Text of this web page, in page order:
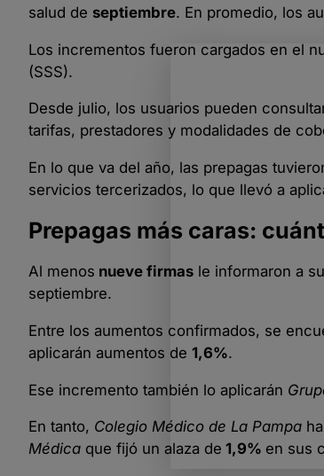
salud de septiembre. En promedio, los
Los incrementos fueron cargados en el
(SSS).
Desde julio, los usuarios pueden
tarifas, prestadores y modalidades de
En lo que va del año, las prepagas
servicios tercerizados, lo que llevó a
Prepagas más caras:
Al menos nueve firmas le informaron a
septiembre.
Entre los aumentos confirmados, se
aplicarán aumentos de 1,6%.
Ese incremento también lo aplicarán
En tanto, Colegio Médico de La Pampa
Médica que fijó un alaza de 1,9% en sus